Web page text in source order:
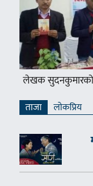
लेखक सुदनकुमारको
ताजा लाेकप्रिय